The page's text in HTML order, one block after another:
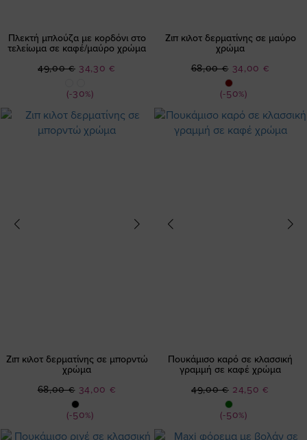
Πλεκτή μπλούζα με κορδόνι στο
τελείωμα σε καφέ/μαύρο χρώμα
(-30%)
Ειδική
34,30 €
49,00 €
Ζιπ κιλοτ δερματίνης σε μαύρο
χρώμα
(-50%)
Ειδική
Τιμή
34,00 €
68,00 €
Ζιπ κιλοτ δερματίνης σε μπορντώ
χρώμα
(-50%)
Ειδική
Τιμή
34,00 €
68,00 €
Πουκάμισο καρό σε κλασσική
γραμμή σε καφέ χρώμα
(-50%)
Ειδική
Τιμή
24,50 €
49,00 €